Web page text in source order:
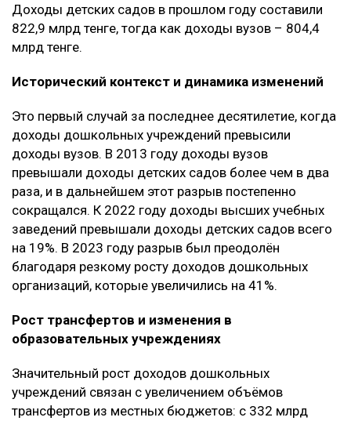
Доходы детских садов в прошлом году составили
822,9 млрд тенге, тогда как доходы вузов – 804,4
млрд тенге.
Исторический контекст и динамика изменений
Это первый случай за последнее десятилетие, когда
доходы дошкольных учреждений превысили
доходы вузов. В 2013 году доходы вузов
превышали доходы детских садов более чем в два
раза, и в дальнейшем этот разрыв постепенно
сокращался. К 2022 году доходы высших учебных
заведений превышали доходы детских садов всего
на 19%. В 2023 году разрыв был преодолён
благодаря резкому росту доходов дошкольных
организаций, которые увеличились на 41%.
Рост трансфертов и изменения в
образовательных учреждениях
Значительный рост доходов дошкольных
учреждений связан с увеличением объёмов
трансфертов из местных бюджетов: с 332 млрд